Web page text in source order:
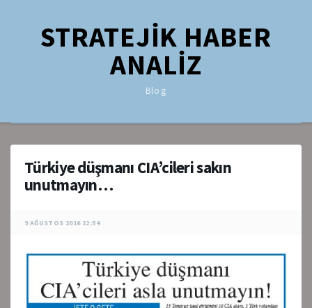
STRATEJİK HABER
ANALİZ
Blog
Türkiye düşmanı CIA’cileri sakın
unutmayın…
9 AĞUSTOS 2016 22:54